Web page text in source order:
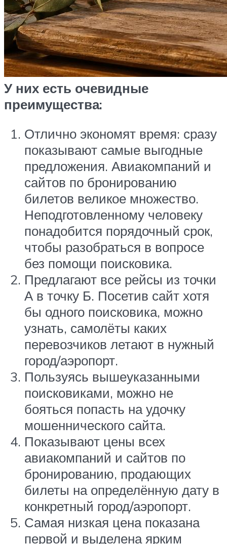
У них есть очевидные
преимущества:
Отлично экономят время: сразу
показывают самые выгодные
предложения. Авиакомпаний и
сайтов по бронированию
билетов великое множество.
Неподготовленному человеку
понадобится порядочный срок,
чтобы разобраться в вопросе
без помощи поисковика.
Предлагают все рейсы из точки
А в точку Б. Посетив сайт хотя
бы одного поисковика, можно
узнать, самолёты каких
перевозчиков летают в нужный
город/аэропорт.
Пользуясь вышеуказанными
поисковиками, можно не
бояться попасть на удочку
мошеннического сайта.
Показывают цены всех
авиакомпаний и сайтов по
бронированию, продающих
билеты на определённую дату в
конкретный город/аэропорт.
Самая низкая цена показана
первой и выделена ярким